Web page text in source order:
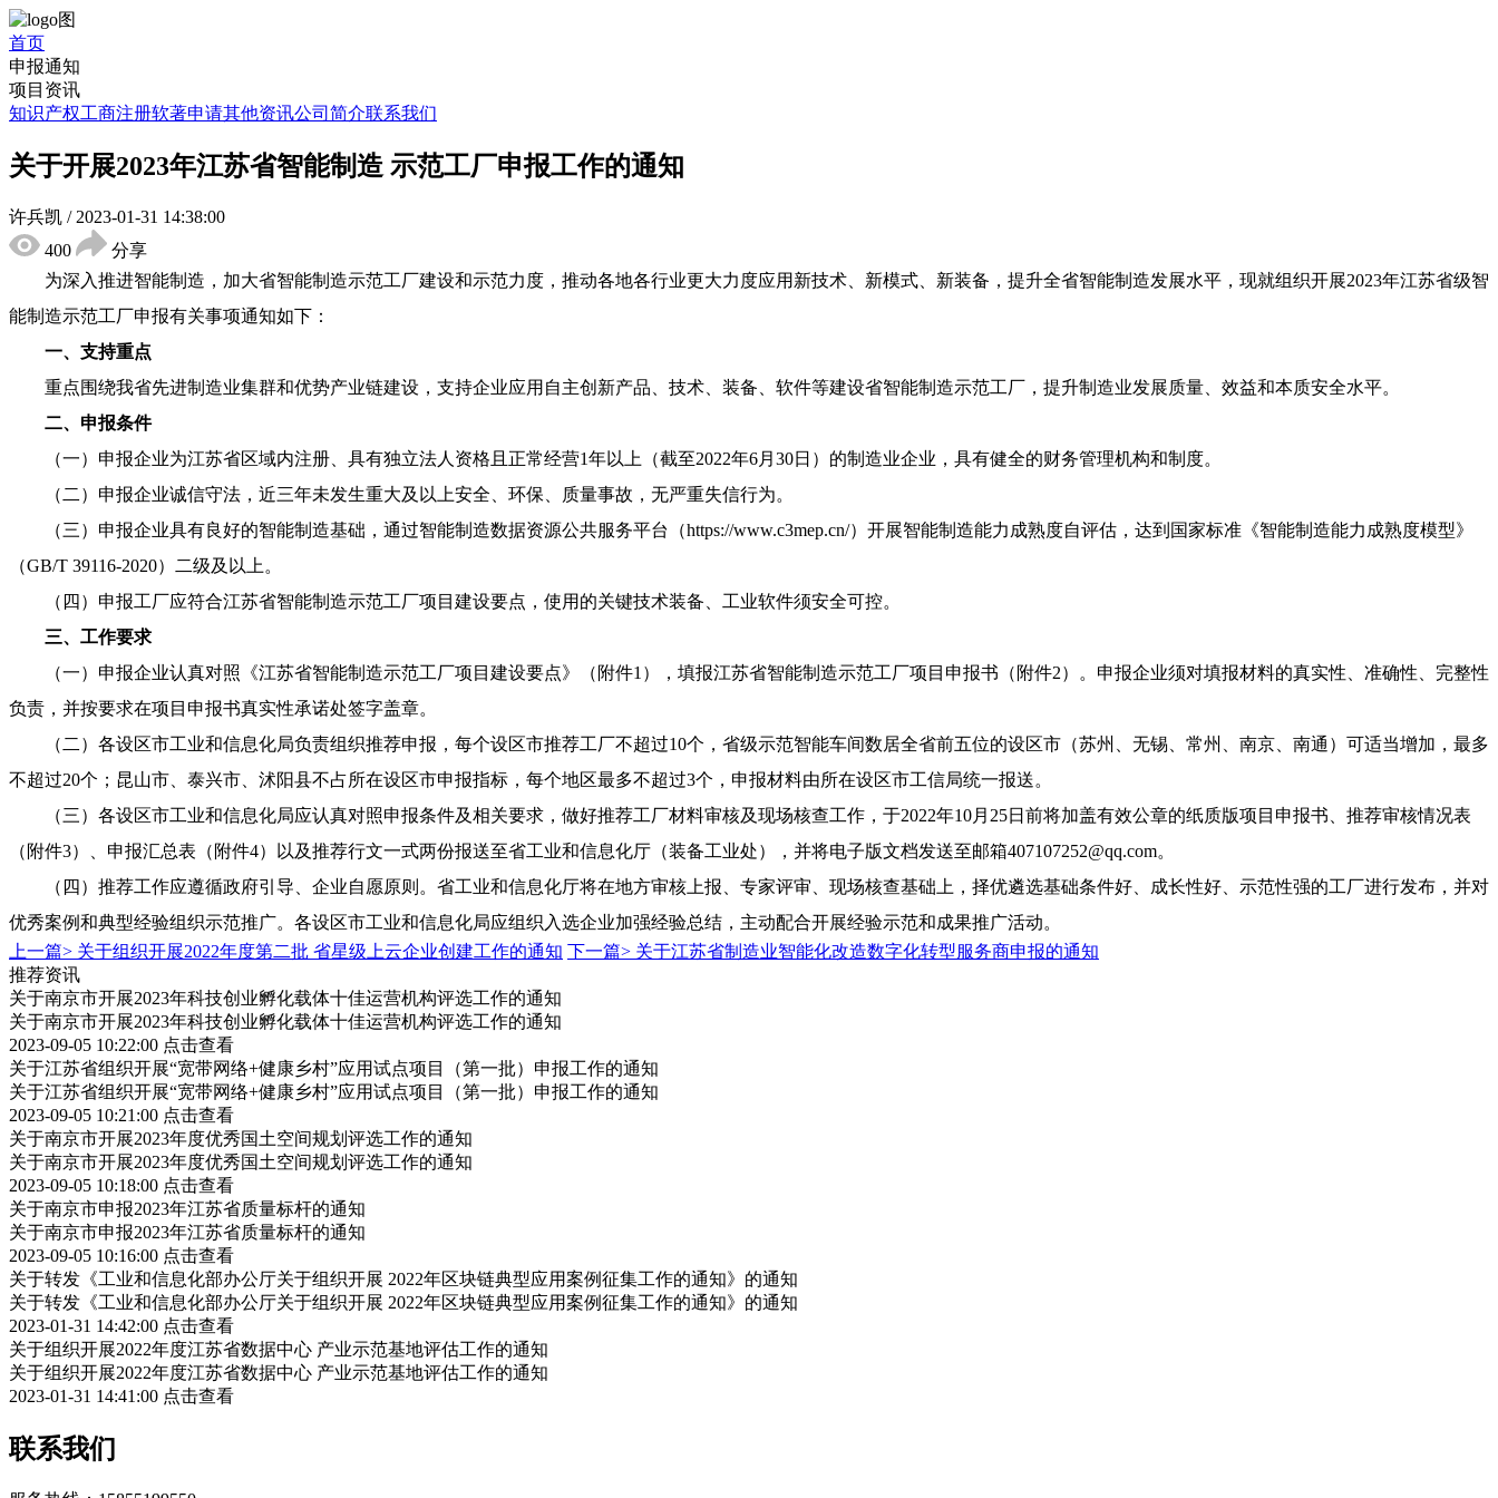
首页
申报通知
项目资讯
知识产权工商注册软著申请其他资讯公司简介联系我们
关于开展2023年江苏省智能制造 示范工厂申报工作的通知
许兵凯 / 2023-01-31 14:38:00
400
分享
为深入推进智能制造，加大省智能制造示范工厂建设和示范力度，推动各地各行业更大力度应用新技术、新模式、新装备，提升全省智能制造发展水平，现就组织开展2023年江苏省级智
能制造示范工厂申报有关事项通知如下：
一、支持重点
重点围绕我省先进制造业集群和优势产业链建设，支持企业应用自主创新产品、技术、装备、软件等建设省智能制造示范工厂，提升制造业发展质量、效益和本质安全水平。
二、申报条件
（一）申报企业为江苏省区域内注册、具有独立法人资格且正常经营1年以上（截至2022年6月30日）的制造业企业，具有健全的财务管理机构和制度。
（二）申报企业诚信守法，近三年未发生重大及以上安全、环保、质量事故，无严重失信行为。
（三）申报企业具有良好的智能制造基础，通过智能制造数据资源公共服务平台（https://www.c3mep.cn/）开展智能制造能力成熟度自评估，达到国家标准《智能制造能力成熟度模型》
（GB/T 39116-2020）二级及以上。
（四）申报工厂应符合江苏省智能制造示范工厂项目建设要点，使用的关键技术装备、工业软件须安全可控。
三、工作要求
（一）申报企业认真对照《江苏省智能制造示范工厂项目建设要点》（附件1），填报江苏省智能制造示范工厂项目申报书（附件2）。申报企业须对填报材料的真实性、准确性、完整性
负责，并按要求在项目申报书真实性承诺处签字盖章。
（二）各设区市工业和信息化局负责组织推荐申报，每个设区市推荐工厂不超过10个，省级示范智能车间数居全省前五位的设区市（苏州、无锡、常州、南京、南通）可适当增加，最多
不超过20个；昆山市、泰兴市、沭阳县不占所在设区市申报指标，每个地区最多不超过3个，申报材料由所在设区市工信局统一报送。
（三）各设区市工业和信息化局应认真对照申报条件及相关要求，做好推荐工厂材料审核及现场核查工作，于2022年10月25日前将加盖有效公章的纸质版项目申报书、推荐审核情况表
（附件3）、申报汇总表（附件4）以及推荐行文一式两份报送至省工业和信息化厅（装备工业处），并将电子版文档发送至邮箱407107252@qq.com。
（四）推荐工作应遵循政府引导、企业自愿原则。省工业和信息化厅将在地方审核上报、专家评审、现场核查基础上，择优遴选基础条件好、成长性好、示范性强的工厂进行发布，并对
优秀案例和典型经验组织示范推广。各设区市工业和信息化局应组织入选企业加强经验总结，主动配合开展经验示范和成果推广活动。
上一篇> 关于组织开展2022年度第二批 省星级上云企业创建工作的通知 下一篇> 关于江苏省制造业智能化改造数字化转型服务商申报的通知
推荐资讯
关于南京市开展2023年科技创业孵化载体十佳运营机构评选工作的通知
关于南京市开展2023年科技创业孵化载体十佳运营机构评选工作的通知
2023-09-05 10:22:00 点击查看
关于江苏省组织开展“宽带网络+健康乡村”应用试点项目（第一批）申报工作的通知
关于江苏省组织开展“宽带网络+健康乡村”应用试点项目（第一批）申报工作的通知
2023-09-05 10:21:00 点击查看
关于南京市开展2023年度优秀国土空间规划评选工作的通知
关于南京市开展2023年度优秀国土空间规划评选工作的通知
2023-09-05 10:18:00 点击查看
关于南京市申报2023年江苏省质量标杆的通知
关于南京市申报2023年江苏省质量标杆的通知
2023-09-05 10:16:00 点击查看
关于转发《工业和信息化部办公厅关于组织开展 2022年区块链典型应用案例征集工作的通知》的通知
关于转发《工业和信息化部办公厅关于组织开展 2022年区块链典型应用案例征集工作的通知》的通知
2023-01-31 14:42:00 点击查看
关于组织开展2022年度江苏省数据中心 产业示范基地评估工作的通知
关于组织开展2022年度江苏省数据中心 产业示范基地评估工作的通知
2023-01-31 14:41:00 点击查看
联系我们